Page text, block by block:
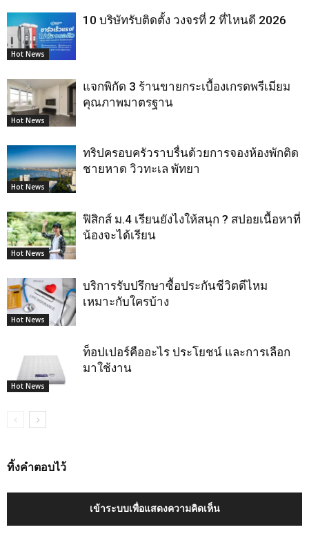
Hot News
10 บริษัทรับติดตั้ง วงจรที่ 2 ที่ไหนดี 2026
Hot News
แจกพิกัด 3 ร้านขายกระเบื้องเกรดพรีเมียม
คุณภาพมาตรฐาน
Hot News
ทริปครอบครัวราบรื่นด้วยการจองห้องพักติด
ชายหาด วิวทะเล พัทยา
Hot News
ฟิสิกส์ ม.4 เรียนยังไงให้สนุก ? สปอยเนื้อหาที่
น้องจะได้เรียน
Hot News
บริการรับปรึกษาซื้อประกันชีวิตดีไหม
เหมาะกับใครบ้าง
Hot News
ท็อปเปอร์คืออะไร ประโยชน์ และการเลือก
มาใช้งาน
ทิ้งคำตอบไว้
เข้าระบบเพื่อแสดงความคิดเห็น